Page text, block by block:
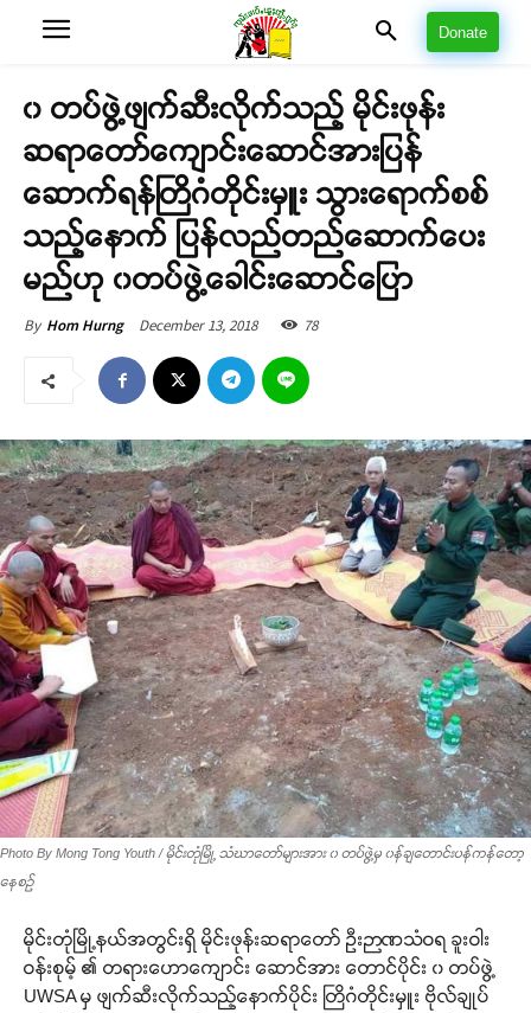
Donate
၀ တပ်ဖွဲ့ဖျက်ဆီးလိုက်သည့် မိုင်းဖုန်း
ဆရာတော်ကျောင်းဆောင်အားပြန်
ဆောက်ရန်တြိဂံတိုင်းမှူး သွားရောက်စစ်
သည့်နောက် ပြန်လည်တည်ဆောက်ပေး
မည်ဟု ၀တပ်ဖွဲ့ခေါင်းဆောင်ပြော
By Hom Hurng December 13, 2018 78
Photo By Mong Tong Youth / မိုင်းတုံမြို့ သံဃာတော်များအား ၀ တပ်ဖွဲ့မှ ၀န်ချတောင်းပန်ကန်တော့
နေစဉ်
မိုင်းတုံမြို့နယ်အတွင်းရှိ မိုင်းဖုန်းဆရာတော် ဦးဉာဏသံဝရ ခူးဝါး
ဝန်းစုမ့် ၏ တရားဟောကျောင်း ဆောင်အား တောင်ပိုင်း ၀ တပ်ဖွဲ့
UWSA မှ ဖျက်ဆီးလိုက်သည့်နောက်ပိုင်း တြိဂံတိုင်းမှူး ဗိုလ်ချုပ်